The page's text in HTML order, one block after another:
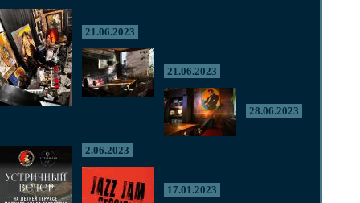
21.06.2023
21.06.2023
28.06.2023
2.06.2023
17.01.2023